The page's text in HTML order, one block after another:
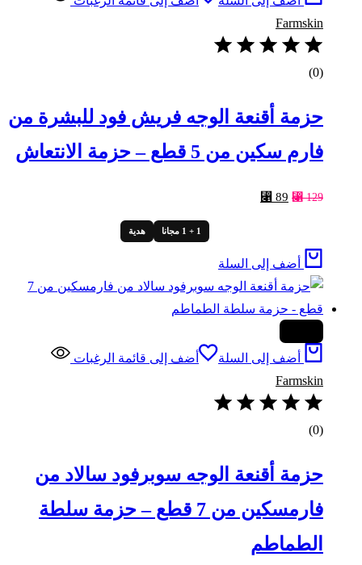
Farmskin
(0)
حزمة أقنعة الوجه فريش فود للبشرة من
فارم سكين من 5 قطع – حزمة الانتعاش
⃁129
السعر
⃁ 129.
⃁ 89
⃁ 89.
1 + 1 مجانا هدية
أضف إلى السلة
أضف إلى السلة
أضف إلى قائمة الرغبات
Farmskin
(0)
حزمة أقنعة الوجه سوبرفود سالاد من
فارمسكين من 7 قطع – حزمة سلطة
الطماطم